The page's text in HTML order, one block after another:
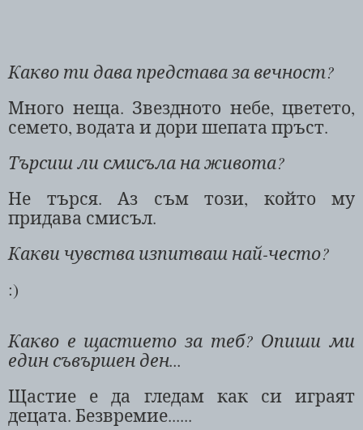
Какво ти дава представа за вечност?
Много неща. Звездното небе, цветето,
семето, водата и дори шепата пръст.
Търсиш ли смисъла на живота?
Не търся. Аз съм този, който му
придава смисъл.
Какви чувства изпитваш най-често?
:)
Какво е щастието за теб? Опиши ми
един съвършен ден...
Щастие е да гледам как си играят
децата. Безвремие......